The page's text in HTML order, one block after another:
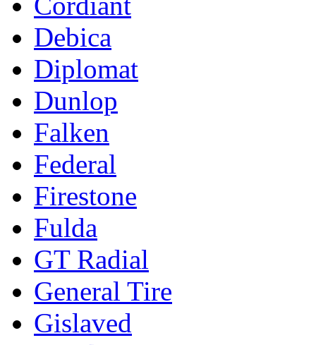
Debica
Diplomat
Dunlop
Falken
Federal
Firestone
Fulda
GT Radial
General Tire
Gislaved